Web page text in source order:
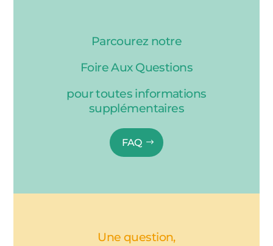
Parcourez notre
Foire Aux Questions
pour toutes informations
supplémentaires
FAQ
Une question,